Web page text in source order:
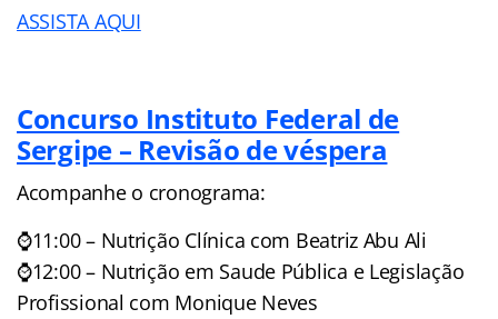
ASSISTA AQUI
Concurso Instituto Federal de
Sergipe – Revisão de véspera
Acompanhe o cronograma:
⌚11:00 – Nutrição Clínica com Beatriz Abu Ali
⌚12:00 – Nutrição em Saude Pública e Legislação
Profissional com Monique Neves